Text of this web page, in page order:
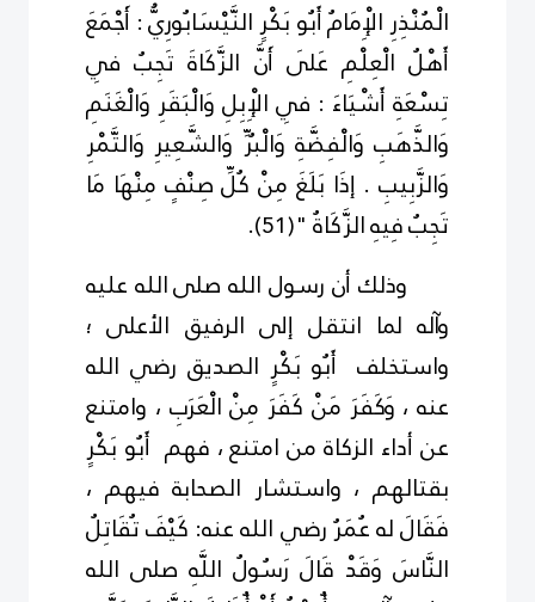
الْمُنْذِرِ الْإِمَامُ أَبُو بَكْرٍ النَّيْسَابُورِيُّ : أَجْمَعَ
أَهْلُ الْعِلْمِ عَلَى أَنَّ الزَّكَاةَ تَجِبُ فِي
تِسْعَةِ أَشْيَاءَ : فِي الْإِبِلِ وَالْبَقَرِ وَالْغَنَمِ
وَالذَّهَبِ وَالْفِضَّةِ وَالْبُرِّ وَالشَّعِيرِ وَالتَّمْرِ
وَالزَّبِيبِ . إذَا بَلَغَ مِنْ كُلِّ صِنْفٍ مِنْهَا مَا
تَجِبُ فِيهِ الزَّكَاةُ "(
51
)
.
وذلك أن رسول الله صلى الله عليه
وآله لما انتقل إلى الرفيق الأعلى ؛
واستخلف أَبُو بَكْرٍ الصديق رضي الله
عنه ، وَكَفَرَ مَنْ كَفَرَ مِنْ الْعَرَبِ ، وامتنع
عن أداء الزكاة من امتنع ، فهم أَبُو بَكْرٍ
بقتالهم ، واستشار الصحابة فيهم ،
فَقَالَ له عُمَرُرضي الله عنه: كَيْفَ تُقَاتِلُ
النَّاسَ وَقَدْ قَالَ رَسُولُ اللَّهِ صلى الله